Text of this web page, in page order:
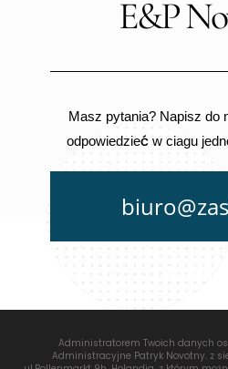
E&P
Masz pytania? Napisz do
odpowiedzieć w ciagu
Administratorem Twoich danych
Administracyjne Patryk Novotny. z